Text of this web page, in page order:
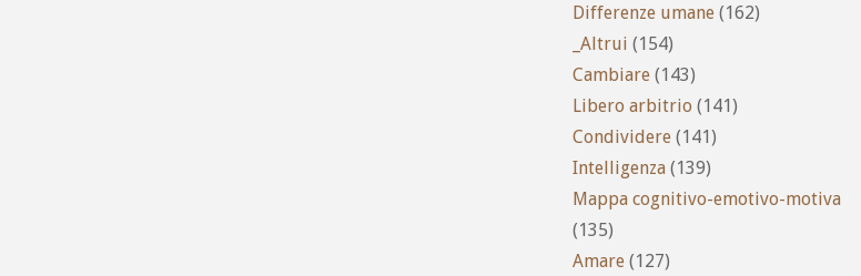
Differenze umane (162)
_Altrui (154)
Cambiare (143)
Libero arbitrio (141)
Condividere (141)
Intelligenza (139)
Mappa cognitivo-emotivo-motiva
(135)
Amare (127)